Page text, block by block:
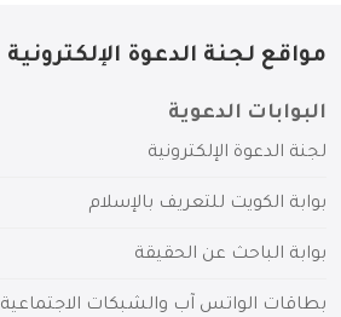
مواقع لجنة الدعوة الإلكترونية
البوابات الدعوية
لجنة الدعوة الإلكترونية
بوابة الكويت للتعريف بالإسلام
بوابة الباحث عن الحقيقة
بطاقات الواتس آب والشبكات الاجتماعية